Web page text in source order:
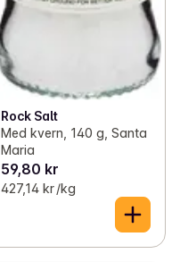
Rock Salt
Med kvern, 140 g, Santa
Maria
59,80 kr
427,14 kr /kg